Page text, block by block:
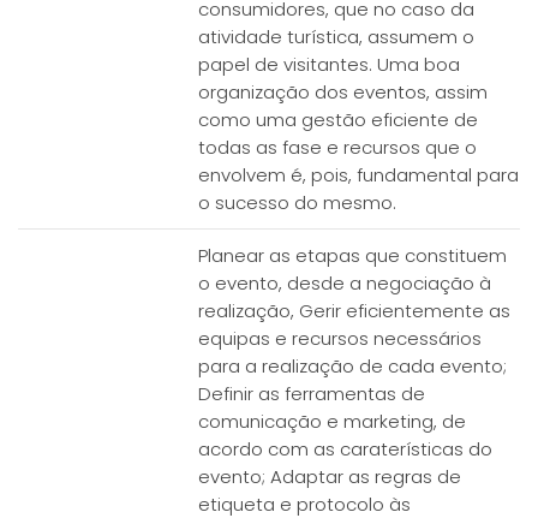
consumidores, que no caso da
atividade turística, assumem o
papel de visitantes. Uma boa
organização dos eventos, assim
como uma gestão eficiente de
todas as fase e recursos que o
envolvem é, pois, fundamental para
o sucesso do mesmo.
Planear as etapas que constituem
o evento, desde a negociação à
realização, Gerir eficientemente as
equipas e recursos necessários
para a realização de cada evento;
Definir as ferramentas de
comunicação e marketing, de
acordo com as caraterísticas do
evento; Adaptar as regras de
etiqueta e protocolo às